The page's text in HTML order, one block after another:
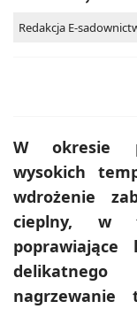
Redakcja E-
W okresie
wysokich
wdrożenie
cieplny, w
delikatnego
nagrzewanie